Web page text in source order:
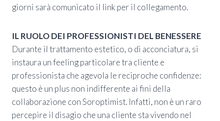
giorni sarà comunicato il link per il collegamento.
IL RUOLO DEI PROFESSIONISTI DEL BENESSERE
Durante il trattamento estetico, o di acconciatura, si
instaura un feeling particolare tra cliente e
professionista che agevola le reciproche confidenze:
questo è un plus non indifferente ai fini della
collaborazione con Soroptimist. Infatti, non è un raro
percepire il disagio che una cliente sta vivendo nel